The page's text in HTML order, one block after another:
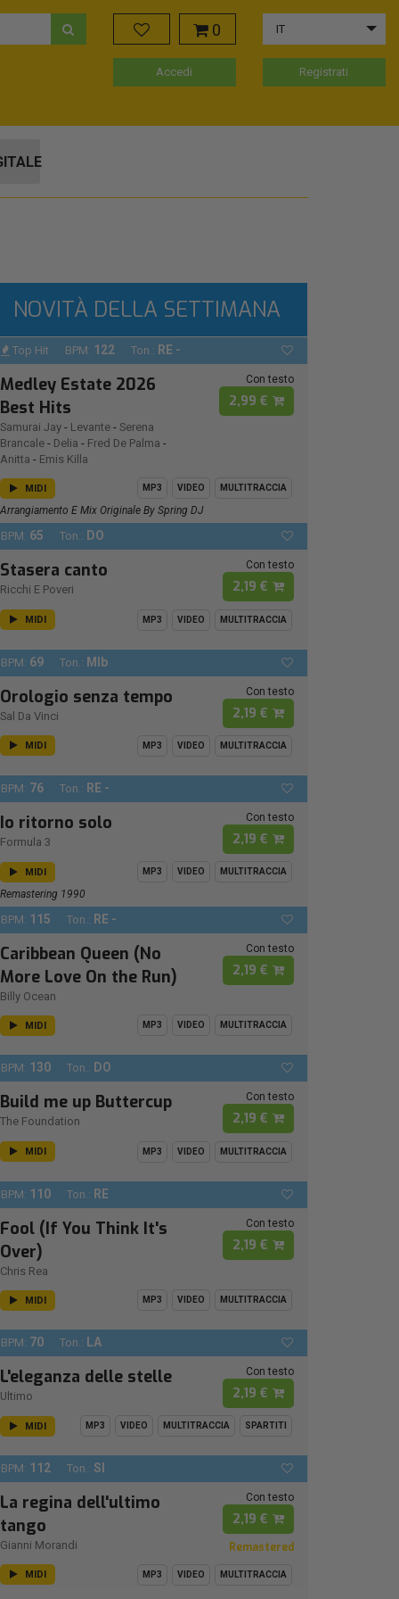
0 IT
Accedi Registrati
NOVITÀ DELLA SETTIMANA
Top Hit BPM: 122 Ton.: RE -
Medley Estate 2026
Best Hits
Samurai Jay - Levante - Serena
Brancale - Delia - Fred De Palma -
Anitta - Emis Killa
Con testo
2,99 €
MIDI MP3 VIDEO MULTITRACCIA
Arrangiamento E Mix Originale By Spring DJ
BPM: 65 Ton.: DO
Stasera canto
Ricchi E Poveri
Con testo
2,19 €
MIDI MP3 VIDEO MULTITRACCIA
BPM: 69 Ton.: MIb
Orologio senza tempo
Sal Da Vinci
Con testo
2,19 €
MIDI MP3 VIDEO MULTITRACCIA
BPM: 76 Ton.: RE -
Io ritorno solo
Formula 3
Con testo
2,19 €
MIDI MP3 VIDEO MULTITRACCIA
Remastering 1990
BPM: 115 Ton.: RE -
Caribbean Queen (No
More Love On the Run)
Billy Ocean
Con testo
2,19 €
MIDI MP3 VIDEO MULTITRACCIA
BPM: 130 Ton.: DO
Build me up Buttercup
The Foundation
Con testo
2,19 €
MIDI MP3 VIDEO MULTITRACCIA
BPM: 110 Ton.: RE
Fool (If You Think It's
Over)
Chris Rea
Con testo
2,19 €
MIDI MP3 VIDEO MULTITRACCIA
BPM: 70 Ton.: LA
L'eleganza delle stelle
Ultimo
Con testo
2,19 €
MIDI MP3 VIDEO MULTITRACCIA SPARTITI
BPM: 112 Ton.: SI
La regina dell'ultimo
tango
Gianni Morandi
Con testo
2,19 €
Remastered
MIDI MP3 VIDEO MULTITRACCIA